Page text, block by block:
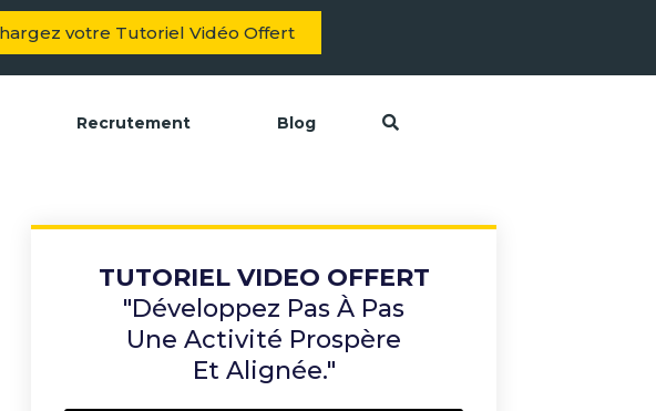
votre Tutoriel Vidéo Offert
Recrutement Blog
TUTORIEL VIDEO OFFERT
"Développez Pas À Pas
Une Activité Prospère
Et Alignée."